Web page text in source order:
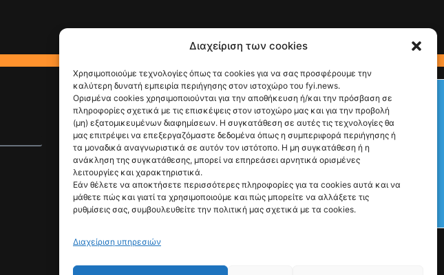
Διαχείριση των cookies
Χρησιμοποιούμε τεχνολογίες όπως τα cookies για να σας προσφέρουμε την
καλύτερη δυνατή εμπειρία περιήγησης στον ιστοχώρο του fyi.news.
Ορισμένα cookies χρησιμοποιούνται για την αποθήκευση ή/και την πρόσβαση σε
πληροφορίες σχετικά με τις επισκέψεις στον ιστοχώρο μας και για την προβολή
(μη) εξατομικευμένων διαφημίσεων. Η συγκατάθεση σε αυτές τις τεχνολογίες θα
μας επιτρέψει να επεξεργαζόμαστε δεδομένα όπως η συμπεριφορά περιήγησης ή
τα μοναδικά αναγνωριστικά σε αυτόν τον ιστότοπο. Η μη συγκατάθεση ή η
ανάκληση της συγκατάθεσης, μπορεί να επηρεάσει αρνητικά ορισμένες
λειτουργίες και χαρακτηριστικά.
Εάν θέλετε να αποκτήσετε περισσότερες πληροφορίες για τα cookies αυτά και να
μάθετε πώς και γιατί τα χρησιμοποιούμε και πώς μπορείτε να αλλάξετε τις
ρυθμίσεις σας, συμβουλευθείτε την πολιτική μας σχετικά με τα cookies.
Διαχείριση υπηρεσιών
Check This!
Γιατί Υπάρχουμε
Ακολούθησέ μας